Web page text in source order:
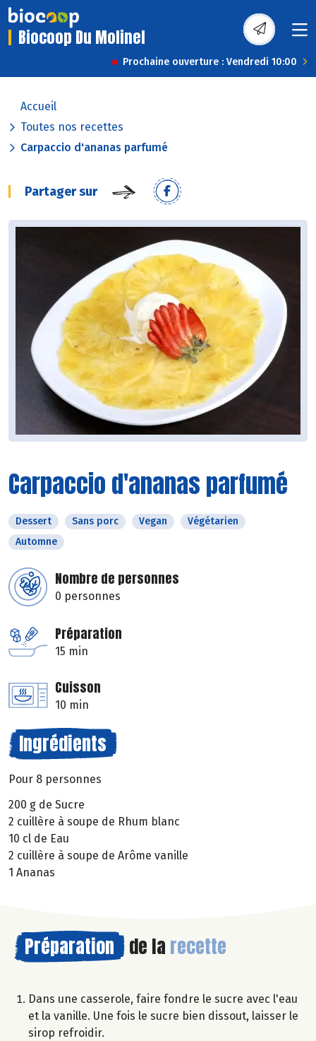
Biocoop Du Molinel
Prochaine ouverture : Vendredi 10:00
Accueil
Toutes nos recettes
Carpaccio d'ananas parfumé
Partager sur
Carpaccio d'ananas parfumé
Dessert Sans porc Vegan
Végétarien
Automne
Nombre de personnes
0 personnes
Préparation
15 min
Cuisson
10 min
Ingrédients
Pour 8 personnes
200 g de Sucre
2 cuillère à soupe de Rhum blanc
10 cl de Eau
2 cuillère à soupe de Arôme vanille
1 Ananas
Préparation de la recette
Dans une casserole, faire fondre le sucre avec l'eau
et la vanille. Une fois le sucre bien dissout, laisser le
sirop refroidir.